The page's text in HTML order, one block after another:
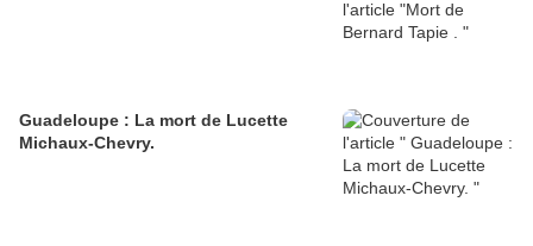
Guadeloupe : La mort de Lucette
Michaux-Chevry.